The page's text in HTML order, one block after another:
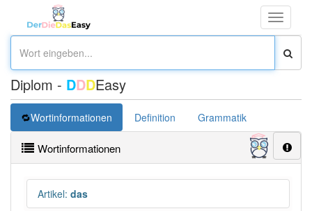
Toggle
Diplom - DDDEasy
Wortinformationen Definition Grammatik
Wortinformationen
Artikel: das